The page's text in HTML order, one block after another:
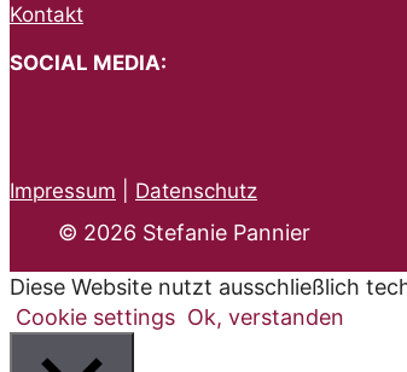
Kontakt
SOCIAL MEDIA:
Impressum Datenschutz
© 2026 Stefanie Pannier
Diese Website nutzt ausschließlich
Cookie settings Ok, verstanden